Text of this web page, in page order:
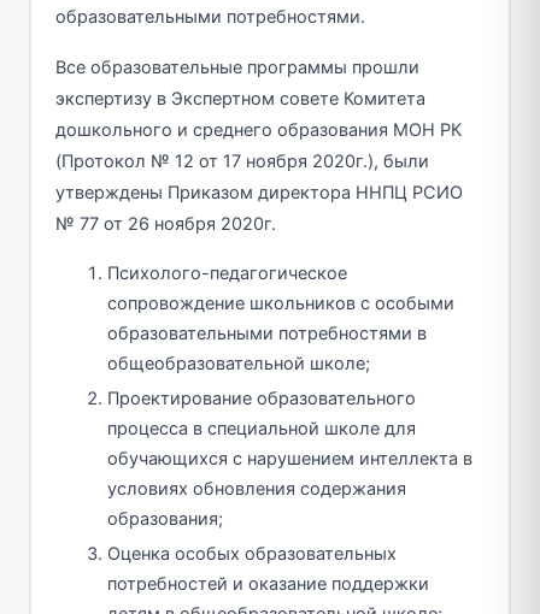
образовательными потребностями.
Все образовательные программы прошли
экспертизу в Экспертном совете Комитета
дошкольного и среднего образования МОН РК
(Протокол № 12 от 17 ноября 2020г.), были
утверждены Приказом директора ННПЦ РСИО
№ 77 от 26 ноября 2020г.
Психолого-педагогическое
сопровождение школьников с особыми
образовательными потребностями в
общеобразовательной школе;
Проектирование образовательного
процесса в специальной школе для
обучающихся с нарушением интеллекта в
условиях обновления содержания
образования;
Оценка особых образовательных
потребностей и оказание поддержки